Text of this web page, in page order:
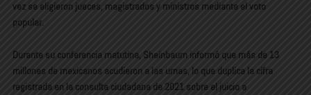
vez se eligieron jueces, magistrados y ministros mediante el voto
popular.
Durante su conferencia matutina, Sheinbaum informó que más de 13
millones de mexicanos acudieron a las urnas, lo que duplica la cifra
registrada en la consulta ciudadana de 2021 sobre el juicio a